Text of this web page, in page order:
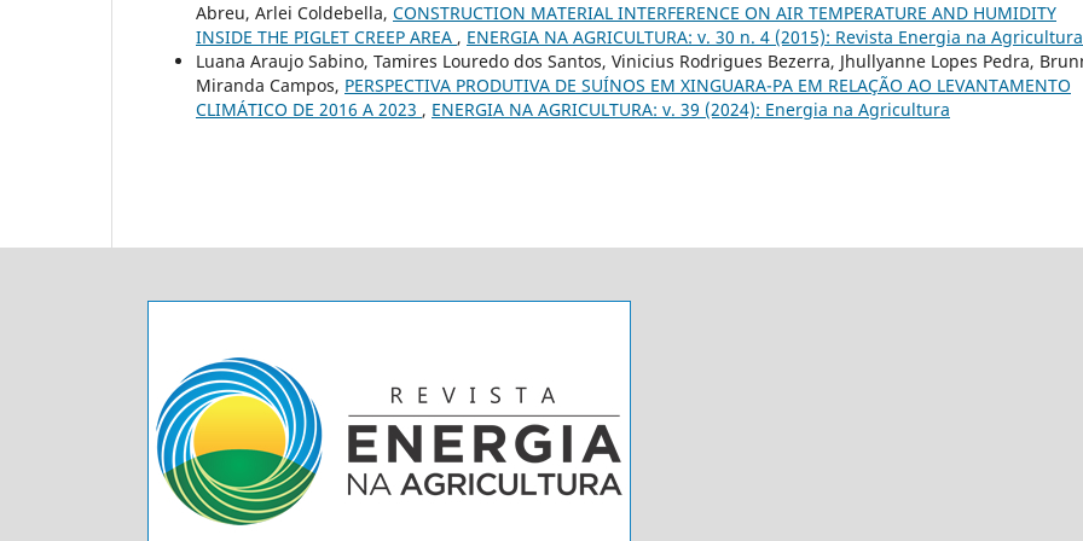
Abreu, Arlei Coldebella, CONSTRUCTION MATERIAL INTERFERENCE ON AIR TEMPERATURE AND HUMIDITY
INSIDE THE PIGLET CREEP AREA , ENERGIA NA AGRICULTURA: v. 30 n. 4 (2015): Revista Energia na Agricultura
Luana Araujo Sabino, Tamires Louredo dos Santos, Vinicius Rodrigues Bezerra, Jhullyanne Lopes Pedra,
Miranda Campos, PERSPECTIVA PRODUTIVA DE SUÍNOS EM XINGUARA-PA EM RELAÇÃO AO LEVANTAMENTO
CLIMÁTICO DE 2016 A 2023 , ENERGIA NA AGRICULTURA: v. 39 (2024): Energia na Agricultura